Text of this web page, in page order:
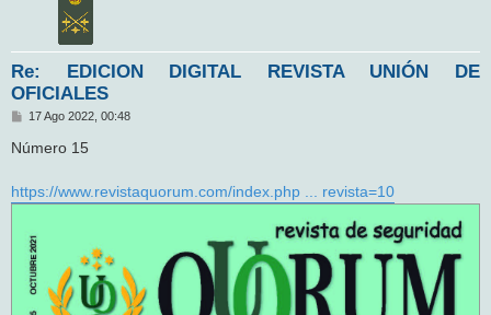
Re: EDICION DIGITAL REVISTA UNIÓN DE
OFICIALES
M
n
s
j
e
17 Ago 2022, 00:48
Número 15
https://www.revistaquorum.com/index.php ... revista=10